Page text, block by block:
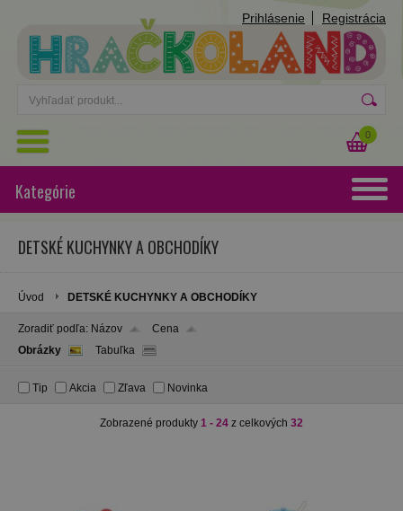
Prihlásenie Registrácia
0
Kategórie
DETSKÉ KUCHYNKY A OBCHODÍKY
Úvod DETSKÉ KUCHYNKY A OBCHODÍKY
Zoradiť podľa: Názov
Cena
Obrázky
Tabuľka
Tip Akcia Zľava Novinka
Zobrazené produkty 1 - 24 z celkových 32